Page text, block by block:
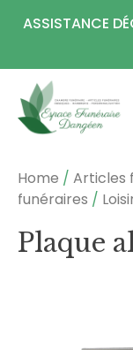
ASSISTANCE
Home / Articles
funéraires /
Plaque
Panneau de